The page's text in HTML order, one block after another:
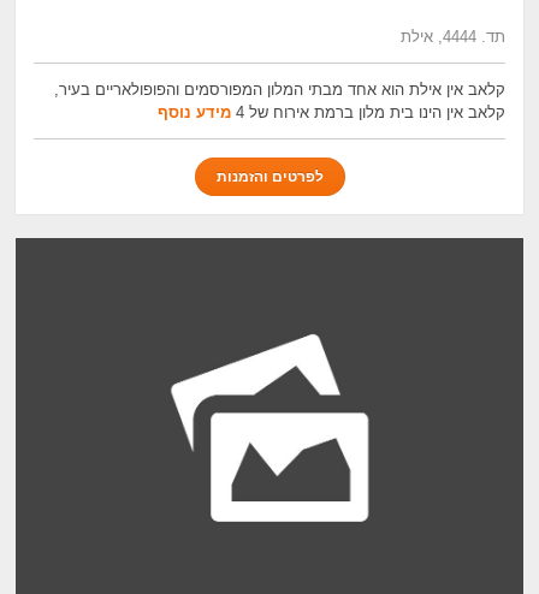
תד. 4444, אילת
קלאב אין אילת הוא אחד מבתי המלון המפורסמים והפופולאריים בעיר,
קלאב אין הינו בית מלון ברמת אירוח של 4
מידע נוסף
לפרטים והזמנות